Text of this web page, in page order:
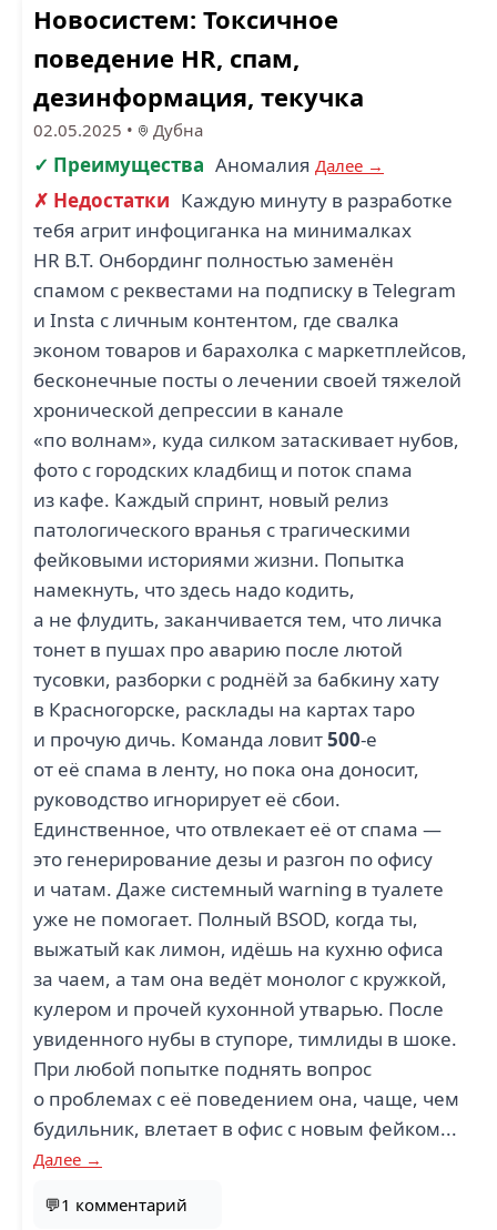
Новосистем: Токсичное
поведение HR, спам,
дезинформация, текучка
02.05.2025 • Дубна
✓ Преимущества Аномалия Далее →
✗ Недостатки Каждую минуту в разработке
тебя агрит инфоциганка на минималках
HR В.Т. Онбординг полностью заменён
спамом с реквестами на подписку в Telegram
и Insta с личным контентом, где свалка
эконом товаров и барахолка с маркетплейсов,
бесконечные посты о лечении своей тяжелой
хронической депрессии в канале
«по волнам», куда силком затаскивает нубов,
фото с городских кладбищ и поток спама
из кафе. Каждый спринт, новый релиз
патологического вранья с трагическими
фейковыми историями жизни. Попытка
намекнуть, что здесь надо кодить,
а не флудить, заканчивается тем, что личка
тонет в пушах про аварию после лютой
тусовки, разборки с роднёй за бабкину хату
в Красногорске, расклады на картах таро
и прочую дичь. Команда ловит500-е
от её спама в ленту, но пока она доносит,
руководство игнорирует её сбои.
Единственное, что отвлекает её от спама —
это генерирование дезы и разгон по офису
и чатам. Даже системный warning в туалете
уже не помогает. Полный BSOD, когда ты,
выжатый как лимон, идёшь на кухню офиса
за чаем, а там она ведёт монолог с кружкой,
кулером и прочей кухонной утварью. После
увиденного нубы в ступоре, тимлиды в шоке.
При любой попытке поднять вопрос
о проблемах с её поведением она, чаще, чем
будильник, влетает в офис с новым фейком...
Далее →
💬1 комментарий